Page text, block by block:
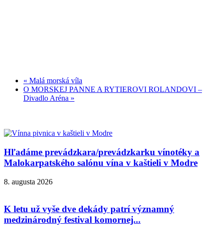
« Malá morská víla
O MORSKEJ PANNE A RYTIEROVI ROLANDOVI –
Divadlo Aréna »
Hľadáme prevádzkara/prevádzkarku vínotéky a
Malokarpatského salónu vína v kaštieli v Modre
8. augusta 2026
K letu už vyše dve dekády patrí významný
medzinárodný festival komornej...